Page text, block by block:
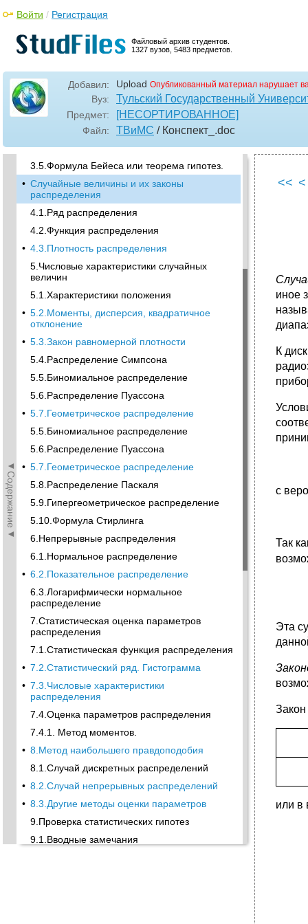
Файловый архив студентов.
1327 вузов, 5483 предметов.
Войти / Регистрация
Добавил: Upload Опубликованный материал нарушает
Вуз: Тульский Государственный
Предмет: [НЕСОРТИРОВАННОЕ]
Файл: ТВиМС / Конспект_ .doc
◄Содержание◄
2.3.Частота и статистическая вероятность
•
3.1. События как множества и операции над
2.4.Случайная величина
3.Основные теоремы теории вероятностей
• 3.2.Теорема сложения вероятностей
3.3.Теорема умножения вероятностей
• 3.4.Формула полной вероятности.
3.5.Формула Бейеса или теорема гипотез.
• Случайные величины и их законы
распределения
4.1.Ряд распределения
4.2.Функция распределения
• 4.3.Плотность распределения
5.Числовые характеристики случайных
величин
5.1.Характеристики положения
• 5.2.Моменты, дисперсия, квадратичное
отклонение
• 5.3.Закон равномерной плотности
5.4.Распределение Симпсона
5.5.Биномиальное распределение
5.6.Распределение Пуассона
• 5.7.Геометрическое распределение
5.5.Биномиальное распределение
5.6.Распределение Пуассона
• 5.7.Геометрическое распределение
5.8.Распределение Паскаля
5.9.Гипергеометрическое распределение
5.10.Формула Стирлинга
6.Непрерывные распределения
6.1.Нормальное распределение
• 6.2.Показательное распределение
6.3.Логарифмически нормальное
распределение
7.Статистическая оценка параметров
распределения
7.1.Статистическая функция распределения
• 7.2.Статистический ряд. Гистограмма
• 7.3.Числовые характеристики
распределения
7.4.Оценка параметров распределения
7.4.1. Метод моментов.
• 8.Метод наибольшего правдоподобия
8.1.Случай дискретных распределений
• 8.2.Случай непрерывных распределений
• 8.3.Другие методы оценки параметров
9.Проверка статистических гипотез
9.1.Вводные замечания
<<
иное
К
с
Так
Эта
или в